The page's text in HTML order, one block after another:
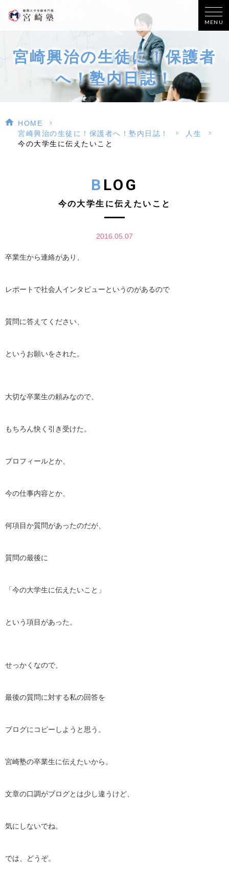
MENU
宮崎興治の生徒に！保護者
へ！塾内日誌！
HOME
>
宮崎興治の生徒に！保護者へ！塾内日誌！
> 人生
>
今の大学生に伝えたいこと
BLOG
今の大学生に伝えたいこと
2016.05.07
卒業生から連絡があり、
レポートで社会人インタビューというのがあるので
質問に答えてください、
というお願いをされた。
大切な卒業生の頼みなので、
もちろん快く引き受けた。
プロフィールとか、
今の仕事内容とか、
何項目か質問があったのだが、
質問の最後に
「今の大学生に伝えたいこと」
という項目があった。
せっかくなので、
最後の質問に対する私の回答を
ブログにコピーしようと思う。
宮崎塾の卒業生に伝えたいから。
文章の口調がブログとは少し違うけど、
気にしないでね。
では、どうぞ。